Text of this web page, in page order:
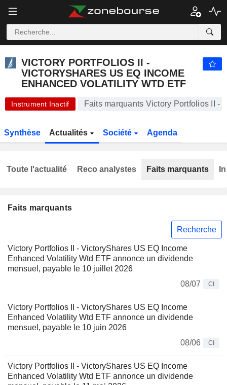
VICTORY PORTFOLIOS II -
VICTORYSHARES US EQ INCOME
ENHANCED VOLATILITY WTD ETF
Instrument Inactif Faits marquants Victory Portfolios II -
Synthèse Actualités Société Agenda
Faits marquants
Recherche
Victory Portfolios II - VictoryShares US EQ Income
Enhanced Volatility Wtd ETF annonce un dividende
mensuel, payable le 10 juillet 2026
08/07
CI
Victory Portfolios II - VictoryShares US EQ Income
Enhanced Volatility Wtd ETF annonce un dividende
mensuel, payable le 10 juin 2026
08/06
CI
Victory Portfolios II - VictoryShares US EQ Income
Enhanced Volatility Wtd ETF annonce un dividende
Toute l'actualité Reco analystes Faits marquants